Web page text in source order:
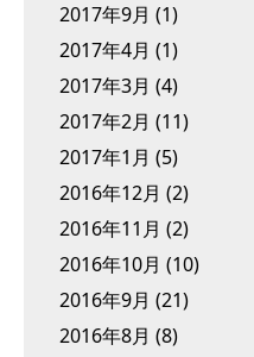
2017年9月 (1)
2017年4月 (1)
2017年3月 (4)
2017年2月 (11)
2017年1月 (5)
2016年12月 (2)
2016年11月 (2)
2016年10月 (10)
2016年9月 (21)
2016年8月 (8)